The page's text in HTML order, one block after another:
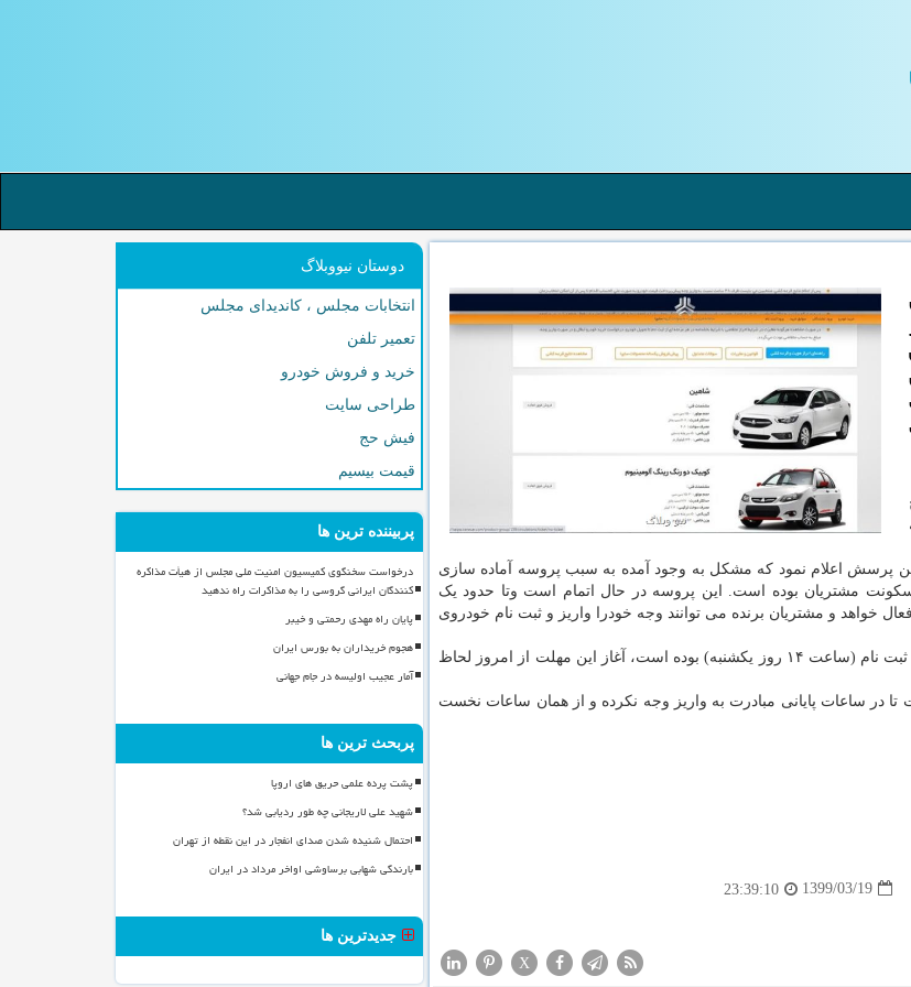
پرسش اعلام نمود که مشکل به وجود آمده به سبب پروسه آماده سازی
مشتریان بوده است. این پروسه در حال اتمام است وتا حدود یک
خواهد و مشتریان برنده می توانند وجه خودرا واریز و ثبت نام خودروی
ضمن اینکه با توجه به این که مهلت واریز وجه ۴۸ ساعت از آغاز زمان ثبت نام (ساعت ۱۴ روز یکشنبه) بوده است، آغاز این مهلت از امروز لحاظ
ساعات پایانی مبادرت به واریز وجه نکرده و از همان ساعات نخست
1399/03/19
23:39:10
X
دوستان نیووبلاگ
انتخابات مجلس ، کاندیدای مجلس
تعمیر تلفن
خرید و فروش خودرو
طراحی سایت
فیش حج
قیمت بیسیم
پربیننده ترین ها
درخواست سخنگوی کمیسیون امنیت ملی مجلس از هیأت مذاکره
کنندگان ایرانی گروسی را به مذاکرات راه ندهید
پایان راه مهدی رحمتی و خیبر
هجوم خریداران به بورس ایران
آمار عجیب اولیسه در جام جهانی
پربحث ترین ها
پشت پرده علمی حریق های اروپا
شهید علی لاریجانی چه طور ردیابی شد؟
احتمال شنیده شدن صدای انفجار در این نقطه از تهران
بارندگی شهابی برساوشی اواخر مرداد در ایران
جدیدترین ها